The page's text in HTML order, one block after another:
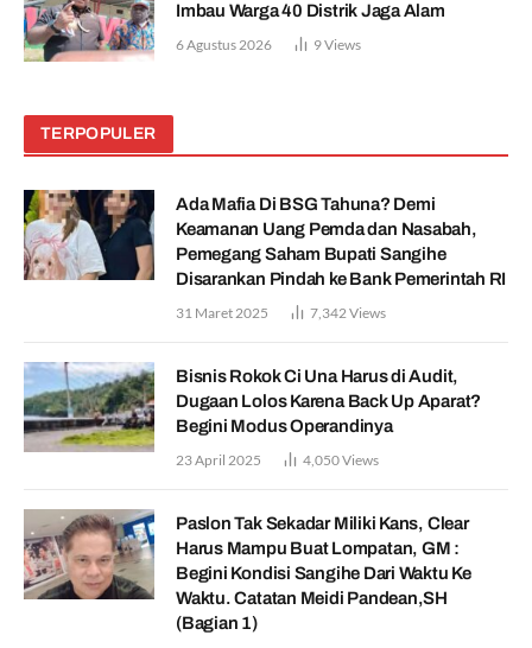
Imbau Warga 40 Distrik Jaga Alam
6 Agustus 2026 9Views
TERPOPULER
Ada Mafia Di BSG Tahuna? Demi
Keamanan Uang Pemda dan Nasabah,
Pemegang Saham Bupati Sangihe
Disarankan Pindah ke Bank Pemerintah RI
31 Maret 2025 7,342Views
Bisnis Rokok Ci Una Harus di Audit,
Dugaan Lolos Karena Back Up Aparat?
Begini Modus Operandinya
23 April 2025 4,050Views
Paslon Tak Sekadar Miliki Kans, Clear
Harus Mampu Buat Lompatan, GM :
Begini Kondisi Sangihe Dari Waktu Ke
Waktu. Catatan Meidi Pandean,SH
(Bagian 1)